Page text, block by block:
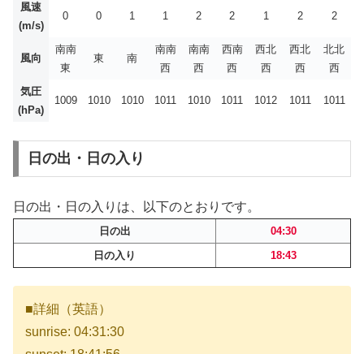
風速
(m/s)
0 0 1 1 2 2 1 2 2
風向
南南
東
東 南
南南
西
南南
西
西南
西
西北
西
西北
西
北北
西
気圧
(hPa)
1009 1010 1010 1011 1010 1011 1012 1011 1011
日の出・日の入り
日の出・日の入りは、以下のとおりです。
日の出
04:30
日の入り
18:43
■詳細（英語）
sunrise: 04:31:30